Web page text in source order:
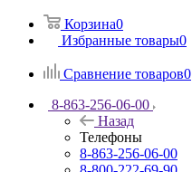
Корзина0
Избранные товары0
Сравнение товаров0
8-863-256-06-00
Назад
Телефоны
8-863-256-06-00